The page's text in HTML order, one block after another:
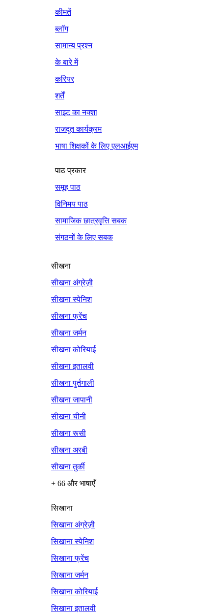
कीमतें
ब्लॉग
सामान्य प्रश्न
के बारे में
करियर
शर्तें
साइट का नक्शा
राजदूत कार्यक्रम
भाषा शिक्षकों के लिए एलआईएम
पाठ प्रकार
समूह पाठ
विनिमय पाठ
सामाजिक छात्रवृत्ति सबक
संगठनों के लिए सबक
सीखना
सीखना अंग्रेज़ी
सीखना स्पेनिश
सीखना फ्रेंच
सीखना जर्मन
सीखना कोरियाई
सीखना इतालवी
सीखना पुर्तगाली
सीखना जापानी
सीखना चीनी
सीखना रूसी
सीखना अरबी
सीखना तुर्की
+ 66 और भाषाएँ
सिखाना
सिखाना अंग्रेज़ी
सिखाना स्पेनिश
सिखाना फ्रेंच
सिखाना जर्मन
सिखाना कोरियाई
सिखाना इतालवी